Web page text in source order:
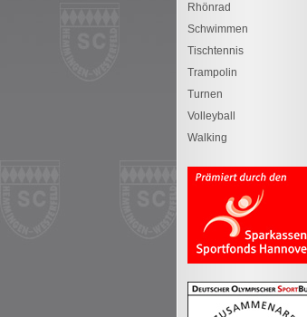
Rhönrad
Schwimmen
Tischtennis
Trampolin
Turnen
Volleyball
Walking